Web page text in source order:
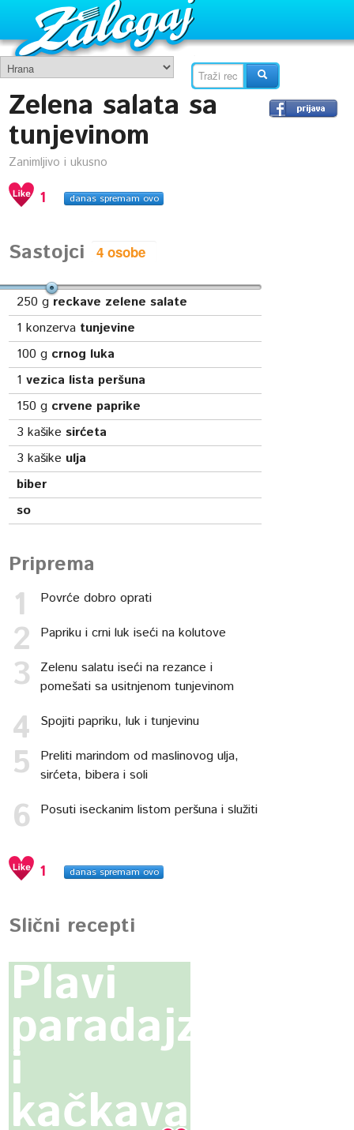
Zelena salata sa
tunjevinom
Zanimljivo i ukusno
1 danas spremam ovo
Sastojci
250 g reckave zelene salate
1 konzerva tunjevine
100 g crnog luka
1 vezica lista peršuna
150 g crvene paprike
3 kašikesirćeta
3 kašike ulja
biber
so
Priprema
Povrće dobro oprati
Papriku i crni luk iseći na kolutove
Zelenu salatu iseći na rezance i
pomešati sa usitnjenom tunjevinom
Spojiti papriku, luk i tunjevinu
Preliti marindom od maslinovog ulja,
sirćeta, bibera i soli
Posuti iseckanim listom peršuna i služiti
1 danas spremam ovo
Slični recepti
Plavi
paradajz
i
kačkavalj